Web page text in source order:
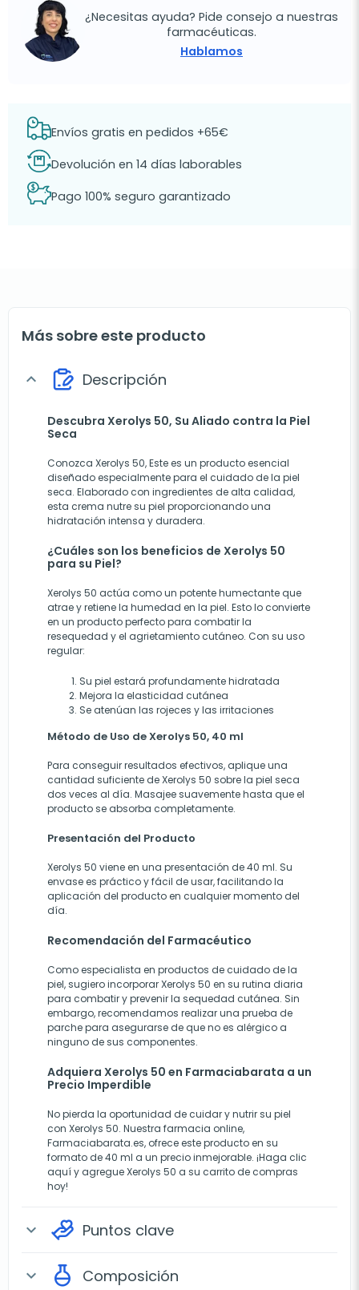
¿Necesitas ayuda? Pide consejo a nuestras
farmacéuticas.
Hablamos
Envíos gratis en pedidos +65€
Devolución en 14 días laborables
Pago 100% seguro garantizado
Más sobre este producto
expand_more Descripción
Descubra Xerolys 50, Su Aliado contra la Piel
Seca
Conozca Xerolys 50, Este es un producto esencial
diseñado especialmente para el cuidado de la piel
seca. Elaborado con ingredientes de alta calidad,
esta crema nutre su piel proporcionando una
hidratación intensa y duradera.
¿Cuáles son los beneficios de Xerolys 50
para su Piel?
Xerolys 50 actúa como un potente humectante que
atrae y retiene la humedad en la piel. Esto lo convierte
en un producto perfecto para combatir la
resequedad y el agrietamiento cutáneo. Con su uso
regular:
Su piel estará profundamente hidratada
Mejora la elasticidad cutánea
Se atenúan las rojeces y las irritaciones
Método de Uso de Xerolys 50, 40 ml
Para conseguir resultados efectivos, aplique una
cantidad suficiente de Xerolys 50 sobre la piel seca
dos veces al día. Masajee suavemente hasta que el
producto se absorba completamente.
Presentación del Producto
Xerolys 50 viene en una presentación de 40 ml. Su
envase es práctico y fácil de usar, facilitando la
aplicación del producto en cualquier momento del
día.
Recomendación del Farmacéutico
Como especialista en productos de cuidado de la
piel, sugiero incorporar Xerolys 50 en su rutina diaria
para combatir y prevenir la sequedad cutánea. Sin
embargo, recomendamos realizar una prueba de
parche para asegurarse de que no es alérgico a
ninguno de sus componentes.
Adquiera Xerolys 50 en Farmaciabarata a un
Precio Imperdible
No pierda la oportunidad de cuidar y nutrir su piel
con Xerolys 50. Nuestra farmacia online,
Farmaciabarata.es, ofrece este producto en su
formato de 40 ml a un precio inmejorable. ¡Haga clic
aquí y agregue Xerolys 50 a su carrito de compras
hoy!
expand_more Puntos clave
expand_more Composición